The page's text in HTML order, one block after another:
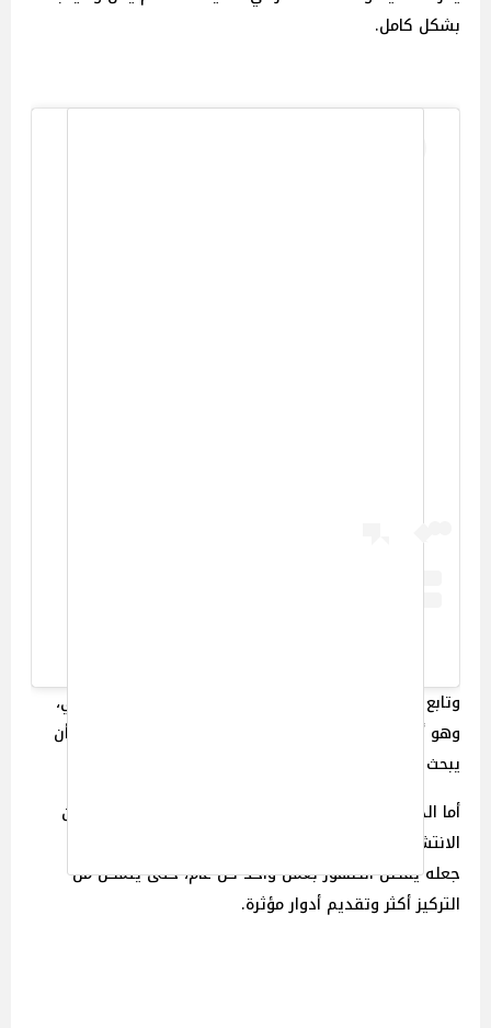
بشكل كامل.
وتابع أنه تعلم درسين مهمين.. الأول من الفنان أحمد زكي،
وهو أن الناس ليسوا جميعًا متشابهين، وأن على الممثل أن
يبحث في أعماق الشخصية ليكتشف لها أبعادًا جديدة.
أما الدرس الثاني فمن المخرج عاطف الطيب، الذي علمه أن
الانتشار الحقيقي لا يتحقق إلا بالاختيارات الجيدة، وهو ما
جعله يفضل الظهور بعمل واحد كل عام، حتى يتمكن من
التركيز أكثر وتقديم أدوار مؤثرة.